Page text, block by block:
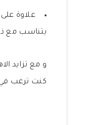
علاوة
يتناسب مع
و مع تزايد
كنت ترغب في